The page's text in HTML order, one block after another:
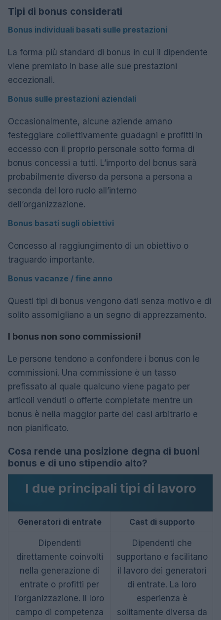
Tipi di bonus considerati
Bonus individuali basati sulle prestazioni
La forma più standard di bonus in cui il dipendente
viene premiato in base alle sue prestazioni
eccezionali.
Bonus sulle prestazioni aziendali
Occasionalmente, alcune aziende amano
festeggiare collettivamente guadagni e profitti in
eccesso con il proprio personale sotto forma di
bonus concessi a tutti. L’importo del bonus sarà
probabilmente diverso da persona a persona a
seconda del loro ruolo all’interno
dell’organizzazione.
Bonus basati sugli obiettivi
Concesso al raggiungimento di un obiettivo o
traguardo importante.
Bonus vacanze / fine anno
Questi tipi di bonus vengono dati senza motivo e di
solito assomigliano a un segno di apprezzamento.
I bonus non sono commissioni!
Le persone tendono a confondere i bonus con le
commissioni. Una commissione è un tasso
prefissato al quale qualcuno viene pagato per
articoli venduti o offerte completate mentre un
bonus è nella maggior parte dei casi arbitrario e
non pianificato.
Cosa rende una posizione degna di buoni
bonus e di uno stipendio alto?
I due principali tipi di lavoro
Generatori di entrate Cast di supporto
Dipendenti
direttamente coinvolti
nella generazione di
entrate o profitti per
l’organizzazione. Il loro
campo di competenza
Dipendenti che
supportano e facilitano
il lavoro dei generatori
di entrate. La loro
esperienza è
solitamente diversa da